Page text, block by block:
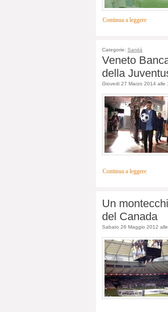
Continua a leggere
Categorie: Sanità
Veneto
della
Giovedi 27 Marzo 2014 alle
Continua a leggere
Un
del Canada
Sabato 26 Maggio 2012